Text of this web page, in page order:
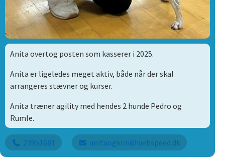
Anita overtog posten som kasserer i 2025.
Anita er ligeledes meget aktiv, både når der skal
arrangeres stævner og kurser.
Anita træner agility med hendes 2 hunde Pedro og
Rumle.
23951681 anitaogkim@webspeed.dk